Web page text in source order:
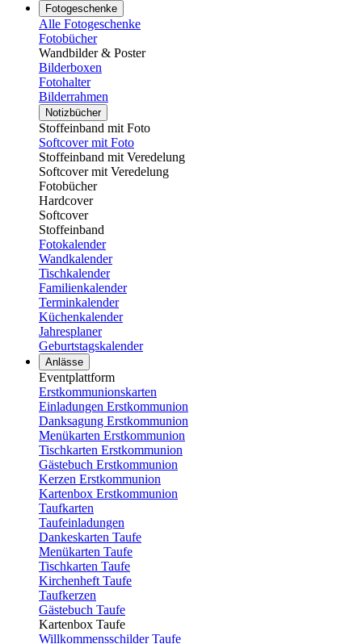
Fotogeschenke
Alle Fotogeschenke
Fotobücher
Wandbilder & Poster
Bilderboxen
Fotohalter
Bilderrahmen
Notizbücher
Stoffeinband mit Foto
Softcover mit Foto
Stoffeinband mit Veredelung
Softcover mit Veredelung
Fotobücher
Hardcover
Softcover
Stoffeinband
Fotokalender
Wandkalender
Tischkalender
Familienkalender
Terminkalender
Küchenkalender
Jahresplaner
Geburtstagskalender
Anlässe
Eventplattform
Erstkommunionskarten
Einladungen Erstkommunion
Danksagung Erstkommunion
Menükarten Erstkommunion
Tischkarten Erstkommunion
Gästebuch Erstkommunion
Kerzen Erstkommunion
Kartenbox Erstkommunion
Taufkarten
Taufeinladungen
Dankeskarten Taufe
Menükarten Taufe
Tischkarten Taufe
Kirchenheft Taufe
Taufkerzen
Gästebuch Taufe
Kartenbox Taufe
Willkommensschilder Taufe